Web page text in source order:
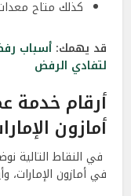
كذلك متاح معدات
قد يهمك:أسباب
لتفادي الرفض
أرقام خدمة
أمازون
في النقاط التالية
في أمازون الإمارات،